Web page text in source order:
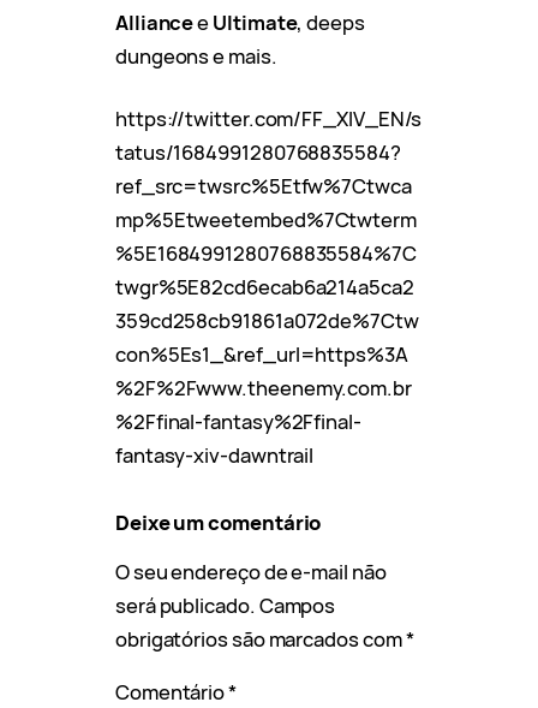
AllianceeUltimate, deeps
dungeons e mais.
https://twitter.com/FF_XIV_EN/s
tatus/1684991280768835584?
ref_src=twsrc%5Etfw%7Ctwca
mp%5Etweetembed%7Ctwterm
%5E1684991280768835584%7C
twgr%5E82cd6ecab6a214a5ca2
359cd258cb91861a072de%7Ctw
con%5Es1_&ref_url=https%3A
%2F%2Fwww.theenemy.com.br
%2Ffinal-fantasy%2Ffinal-
fantasy-xiv-dawntrail
Deixe um comentário
O seu endereço de e-mail não
será publicado. Campos
obrigatórios são marcados com*
Comentário*